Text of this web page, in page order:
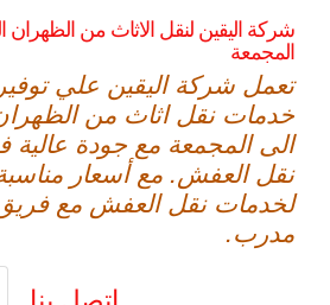
شركة اليقين لنقل الاثاث من الظهران الى
المجمعة
تعمل شركة اليقين علي توفير
خدمات نقل اثاث من الظهران
الى المجمعة مع جودة عالية في
نقل العفش. مع أسعار مناسبة
لخدمات نقل العفش مع فريق
مدرب.